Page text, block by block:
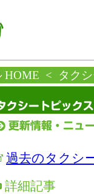
HOME < タク
過去のタクシ
詳細記事